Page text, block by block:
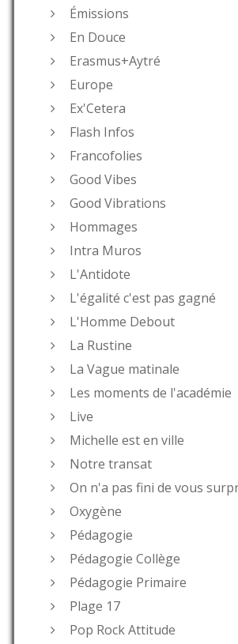
Émissions
En Douce
Erasmus+Aytré
Europe
Ex'Cetera
Flash Infos
Francofolies
Good Vibes
Good Vibrations
Hommages
Intra Muros
L'Antidote
L'égalité c'est pas gagné
L'Homme Debout
La Rustine
La Vague matinale
Les moments de l'académie
Live
Michelle est en ville
Notre transat
On n'a pas fini de vous
Oxygène
Pédagogie
Pédagogie Collège
Pédagogie Primaire
Plage 17
Pop Rock Attitude